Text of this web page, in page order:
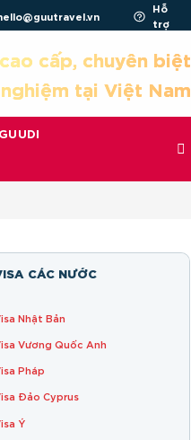
Hỗ
trợ
cấp, chuyên biệt
tại Việt Nam
GUUDI
CÁC NƯỚC
Nhật Bản
Vương Quốc Anh
Pháp
Đảo Cyprus
Ý